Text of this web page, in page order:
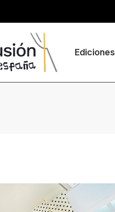
Ediciones